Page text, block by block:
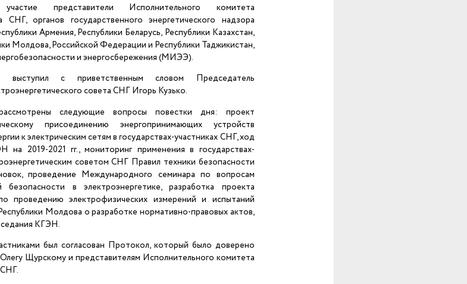
представители Исполнительного комитета
СНГ, органов государственного энергетического надзора
Армения, Республики Беларусь, Республики Казахстан,
Молдова, Российской Федерации и Республики Таджикистан,
и энергосбережения (МИЭЭ).
выступил с приветственным словом Председатель
совета СНГ Игорь Кузько.
следующие вопросы повестки дня: проект
присоединению энергопринимающих устройств
к электрическим сетям в государствах-участниках СНГ, ход
2019-2021 гг., мониторинг применения в государствах-
советом СНГ Правил техники безопасности
проведение Международного семинара по вопросам
безопасности в электроэнергетике, разработка проекта
проведению электрофизических измерений и испытаний
Молдова о разработке нормативно-правовых актов,
КГЭН.
был согласован Протокол, который было доверено
Щурскому и представителям Исполнительного комитета